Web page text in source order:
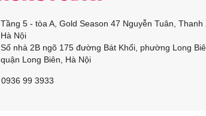
Tầng 5 - tòa A, Gold Season 47 Nguyễn Tuân, Thanh
Hà Nội
Số nhà 2B ngõ 175 đường Bát Khối, phường Long
quận Long Biên, Hà Nội
0936 99 3933